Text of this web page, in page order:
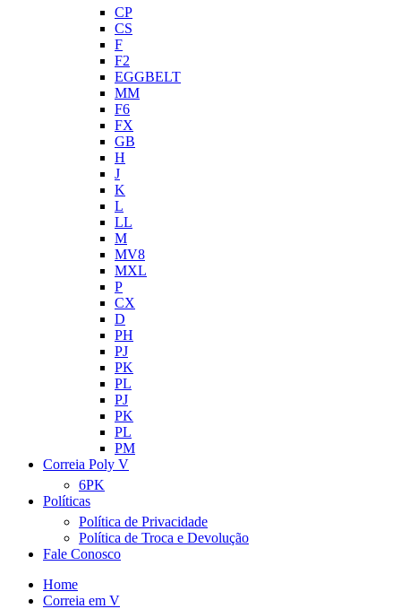
CP
CS
F
F2
EGGBELT
MM
F6
FX
GB
H
J
K
L
LL
M
MV8
MXL
P
CX
D
PH
PJ
PK
PL
PJ
PK
PL
PM
Correia Poly V
6PK
Políticas
Política de Privacidade
Política de Troca e Devolução
Fale Conosco
Home
Correia em V